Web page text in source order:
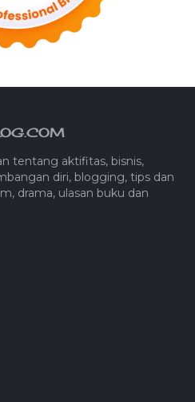
tentang aktifitas, bisnis,
diri, blogging, tips dan
drama, ulasan buku dan